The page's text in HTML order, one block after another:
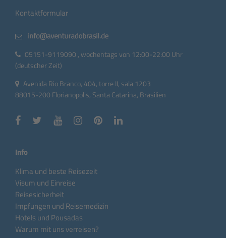
Kontaktformular
05151-9119090 , wochentags von 12:00-22:00 Uhr
(deutscher Zeit)
Avenida Rio Branco, 404, torre II, sala 1203
88015-200 Florianopolis, Santa Catarina, Brasilien
Info
Klima und beste Reisezeit
Visum und Einreise
Reisesicherheit
Impfungen und Reisemedizin
Hotels und Pousadas
Warum mit uns verreisen?